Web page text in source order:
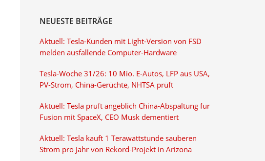
NEUESTE BEITRÄGE
Aktuell: Tesla-Kunden mit Light-Version von FSD
melden ausfallende Computer-Hardware
Tesla-Woche 31/26: 10 Mio. E-Autos, LFP aus USA,
PV-Strom, China-Gerüchte, NHTSA prüft
Aktuell: Tesla prüft angeblich China-Abspaltung für
Fusion mit SpaceX, CEO Musk dementiert
Aktuell: Tesla kauft 1 Terawattstunde sauberen
Strom pro Jahr von Rekord-Projekt in Arizona